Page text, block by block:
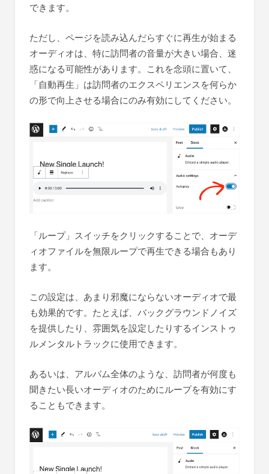
できます。
ただし、ページを読み込んだらすぐに再生が始まる
オーディオは、特に訪問者の音量が大きい場合、迷
惑になる可能性があります。これを念頭に置いて、
「自動再生」は訪問者のエクスペリエンスを何らか
の形で向上させる場合にのみ有効にしてください。
「ループ」スイッチをクリックすることで、オーデ
ィオファイルを無限ループで再生できる場合もあり
ます。
この設定は、あまり邪魔にならないオーディオで最
も効果的です。たとえば、バックグラウンドノイズ
を提供したり、雰囲気を設定したりするインストゥ
ルメンタルトラックに使用できます。
あるいは、アルバム全体のような、訪問者が何度も
聞きたい長いオーディオのためにループを有効にす
ることもできます。